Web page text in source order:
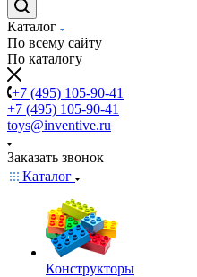
Каталог
По всему сайту
По каталогу
+7 (495) 105-90-41
+7 (495) 105-90-41
toys@inventive.ru
Заказать звонок
Каталог
Конструкторы